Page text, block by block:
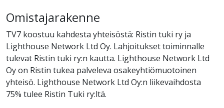
Omistajarakenne
TV7 koostuu kahdesta yhteisöstä: Ristin tuki ry ja
Lighthouse Network Ltd Oy. Lahjoitukset toiminnalle
tulevat Ristin tuki ry:n kautta. Lighthouse Network Ltd
Oy on Ristin tukea palveleva osakeyhtiömuotoinen
yhteisö. Lighthouse Network Ltd Oy:n liikevaihdosta
75% tulee Ristin Tuki ry:ltä.